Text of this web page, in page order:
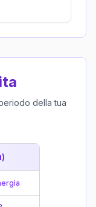
della tua